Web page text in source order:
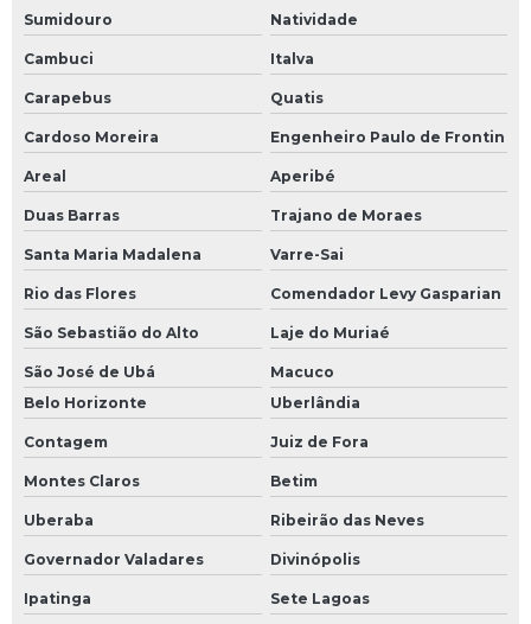
Gestão de consumo energético
Inspeção de tubulação
Inspeção de tubulação industrial
Instalação de aquecedor industrial para fluido térmico
Instalação de aquecedor de sistema de fluido térmico
Instalação de aquecedor de sistema térmico
Instrumentação de sistemas de fluidos térmicos
Isolamento térmico para indústria
Isolamento térmico industrial
Isolamento térmico para sistema de fluido térmico
Manutenção de chiller
Manutenção preventiva tubulação industrial
Sumidouro Natividade
Cambuci Italva
Carapebus Quatis
Cardoso Moreira Engenheiro Paulo de Frontin
Areal Aperibé
Duas Barras Trajano de Moraes
Santa Maria Madalena Varre-Sai
Rio das Flores Comendador Levy Gasparian
São Sebastião do Alto Laje do Muriaé
São José de Ubá
Macuco
Belo Horizonte
Uberlândia
Contagem Juiz de Fora
Montes Claros Betim
Uberaba Ribeirão das Neves
Governador Valadares Divinópolis
Ipatinga Sete Lagoas